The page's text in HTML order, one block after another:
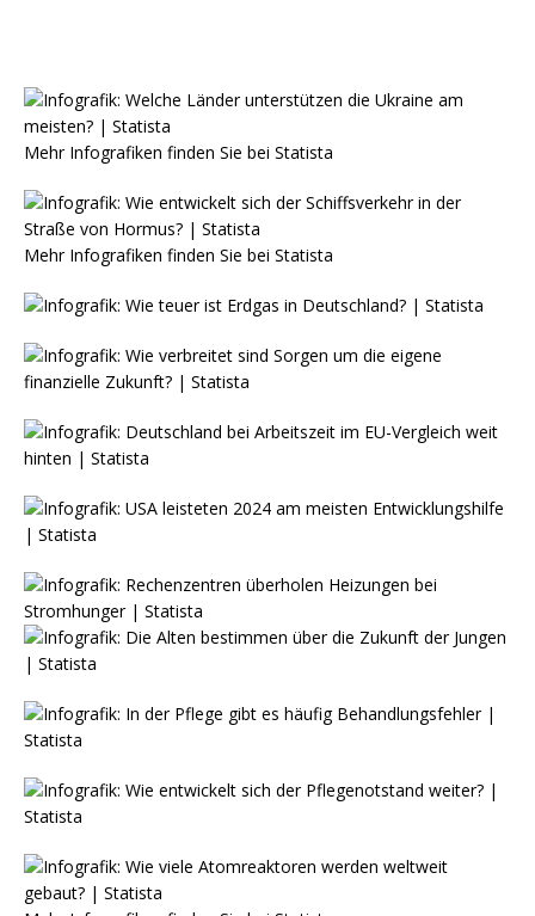
Mehr Infografiken finden Sie bei Statista
Mehr Infografiken finden Sie bei Statista